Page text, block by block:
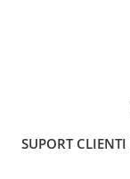
SUPORT CLIENTI